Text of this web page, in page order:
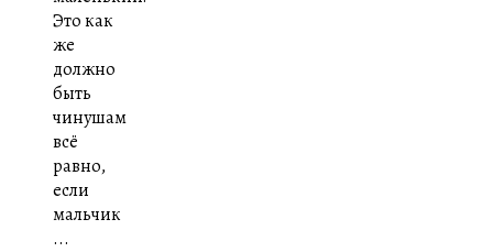
Это как
же
должно
быть
чинушам
всё
равно,
если
мальчик
...